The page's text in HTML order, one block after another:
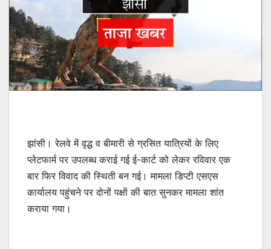
झांसी। रेलवे में वृद्ध व बीमारी से ग्रसित यात्रियों के लिए
प्लेटफार्म पर उपलब्ध कराई गई ई-कार्ट को लेकर रविवार एक
बार फिर विवाद की स्थिती बन गई। मामला डिप्टी एसएस
कार्यालय पहुंचने पर दोनों पक्षाें की बात सुनकर मामला शांत
कराया गया।